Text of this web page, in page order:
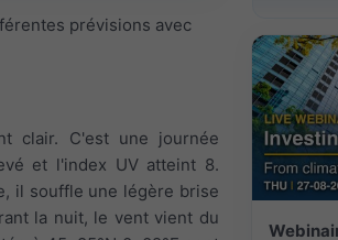
prévisions avec
clair. C'est une journée
et l'index UV atteint 8.
il souffle une légère brise
la nuit, le vent vient du